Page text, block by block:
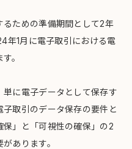
ための準備期間として2年
年1月に電子取引における電
。
に電子データとして保存す
取引のデータ保存の要件と
保」と「可視性の確保」の2
あります。